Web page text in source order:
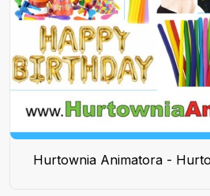
Hurtownia Animatora -